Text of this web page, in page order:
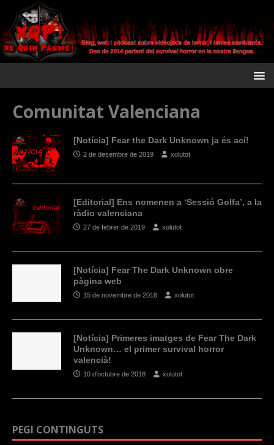
Comunitat Valenciana
[Notícia] Fear the Dark Unknown ja és ací!
2 de desembre de 2019 xolutot
[Editorial] Ens nomenen a ‘Sessió Golfa’, a la
ràdio valenciana
27 de febrer de 2019 xolutot
[Notícia] Fear The Dark Unknown obre
pàgina web
15 de novembre de 2018 xolutot
[Notícia] Primeres imatges de Fear The Dark
Unknown… el primer survival horror
valencià!
10 d'octubre de 2018 xolutot
PEGI CONTINGUTS